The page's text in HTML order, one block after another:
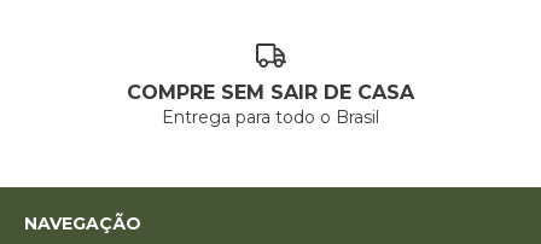
COMPRE SEM SAIR DE CASA
Entrega para todo o Brasil
NAVEGAÇÃO